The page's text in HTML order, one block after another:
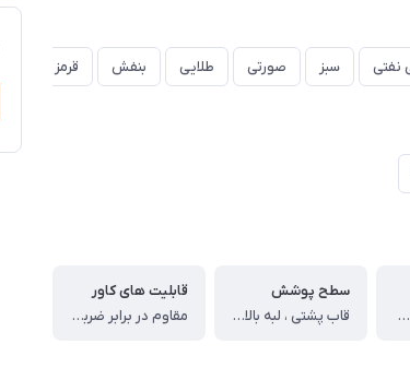
نفتی سبز صورتی طلایی بنفش قرمز
پشت کاور از مواد پلی کربنات مقاوم شفاف ، چهار لبه گوشی از جنس بامپر سیلیکونی ، دارای لبه های آلومینیومی در رنگ های متنوع
سطح پوشش
قاب پشتی ، لبه بالایی ، لبه پایینی ، لبه چپ ، لبه راست ، حفاظت از دکمه‌ها
قابلیت های کاور
مقاوم در برابر ضربه ، مقاوم در برابر آب ، دسترسی آسان به درگاه ها ، لبه های برجسته برای محافظت صفحه نمایش ، لبه های برجسته برای محافظت دوربین ، دارای کلید های روان و برجسته ، مقاوم در برابر خط و خش